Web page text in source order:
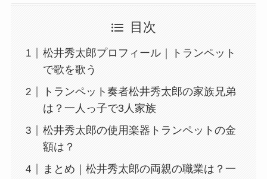
目次
松井秀太郎プロフィール｜トランペット
で歌を歌う
トランペット奏者松井秀太郎の家族兄弟
は？一人っ子で3人家族
松井秀太郎の使用楽器トランペットの金
額は？
まとめ｜松井秀太郎の両親の職業は？一